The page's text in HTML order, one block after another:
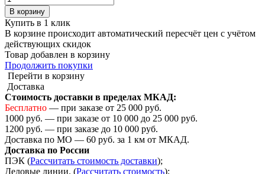
В корзину
Купить в 1 клик
В корзине происходит автоматический пересчёт цен с учётом
действующих скидок
Товар добавлен в корзину
Продолжить покупки
Перейти в корзину
Доставка
Стоимость доставки в пределах МКАД:
Бесплатно — при заказе от 25 000 руб.
1000 руб. — при заказе от 10 000 до 25 000 руб.
1200 руб. — при заказе до 10 000 руб.
Доставка по МО — 60 руб. за 1 км от МКАД.
Доставка по России
ПЭК (Рассчитать стоимость доставки);
Деловые линии. (Рассчитать стоимость);